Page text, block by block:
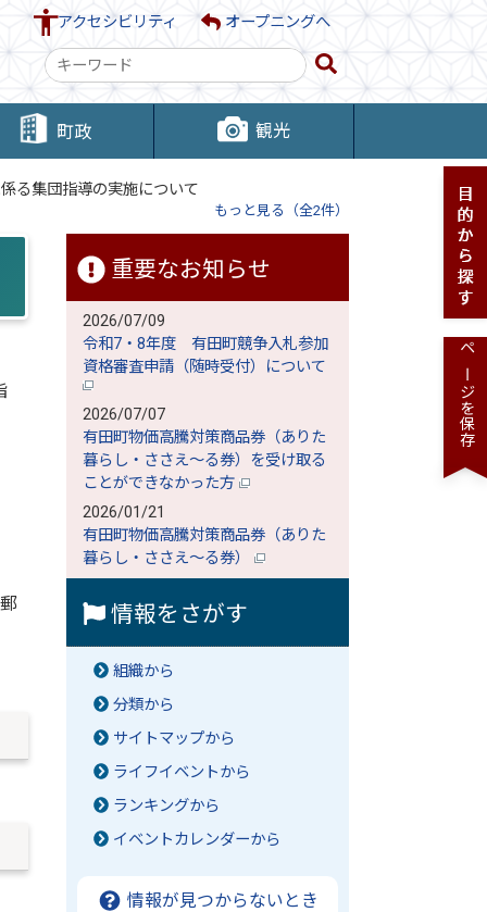
アクセシビリティ オープニングへ
検
索
キ
ー
ー
町政 観光
る集団指導の実施について
もっと見る（全2件）
重要なお知らせ
2026/07/09
令和7・8年度 有田町競争入札参加
資格審査申請（随時受付）について
2026/07/07
有田町物価高騰対策商品券（ありた
暮らし・ささえ～る券）を受け取る
ことができなかった方
2026/01/21
有田町物価高騰対策商品券（ありた
暮らし・ささえ～る券）
情報をさがす
組織から
分類から
サイトマップから
ライフイベントから
ランキングから
イベントカレンダーから
情報が見つからないとき
ページを保存